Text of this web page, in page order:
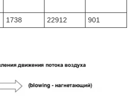
1738 22912 901